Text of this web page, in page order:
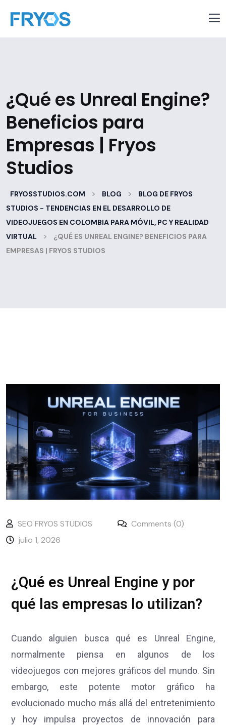
¿Qué es Unreal Engine?
Beneficios para
Empresas | Fryos
Studios
FRYOSSTUDIOS.COM > BLOG >
BLOG DE FRYOS
STUDIOS - TENDENCIAS EN EL DESARROLLO DE
VIDEOJUEGOS EN COLOMBIA PARA MÓVIL, PC Y REALIDAD
VIRTUAL
>
¿QUÉ ES UNREAL ENGINE? BENEFICIOS PARA
EMPRESAS | FRYOS STUDIOS
SEO FRYOS STUDIOS
Comments (0)
julio 1, 2026
¿Qué es Unreal Engine y por
qué las empresas lo utilizan?
Cuando alguien busca qué es Unreal Engine,
normalmente piensa en algunos de los
videojuegos con mejores gráficos del mundo. Sin
embargo, este potente motor gráfico ha
evolucionado mucho más allá del entretenimiento
y hoy impulsa proyectos de innovación para